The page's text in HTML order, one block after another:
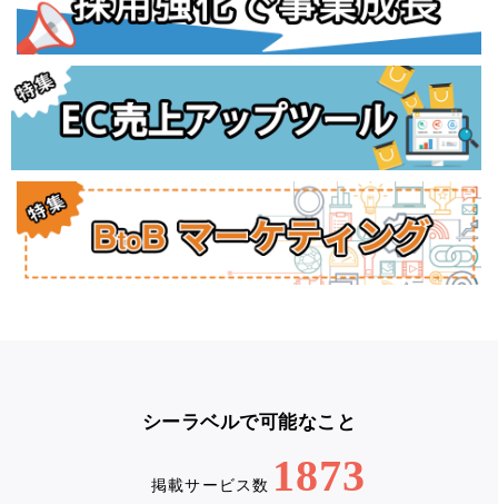
シーラベルで可能なこと
掲載サービス数 1873